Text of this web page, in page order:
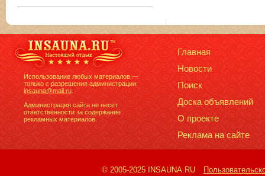
Использование любых материалов —
только с разрешения администрации:
insauna@mail.ru
Администрация сайта не несет
ответственности за содержание
рекламных материалов.
Главная
Новости
Поиск
Доска объявлений
О проекте
Реклама на сайте
© 2005-2025 INSAUNA.RU